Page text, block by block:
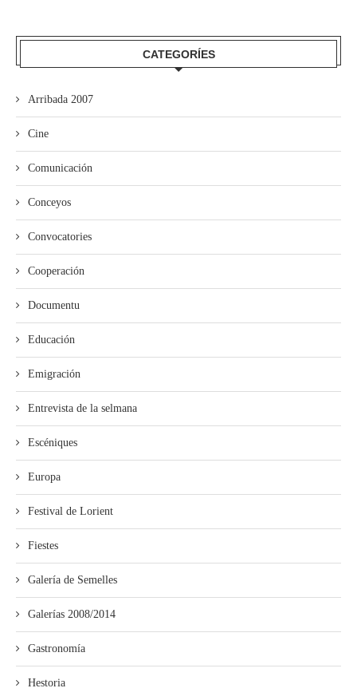
CATEGORÍES
Arribada 2007
Cine
Comunicación
Conceyos
Convocatories
Cooperación
Documentu
Educación
Emigración
Entrevista de la selmana
Escéniques
Europa
Festival de Lorient
Fiestes
Galería de Semelles
Galerías 2008/2014
Gastronomía
Hestoria